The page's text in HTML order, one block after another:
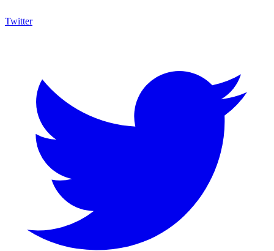
Twitter